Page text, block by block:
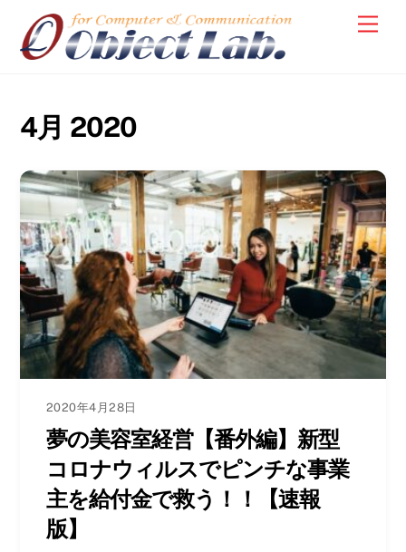
content
4月 2020
2020年4月28日
夢の美容室経営【番外編】新型
コロナウィルスでピンチな事業
主を給付金で救う！！【速報
版】